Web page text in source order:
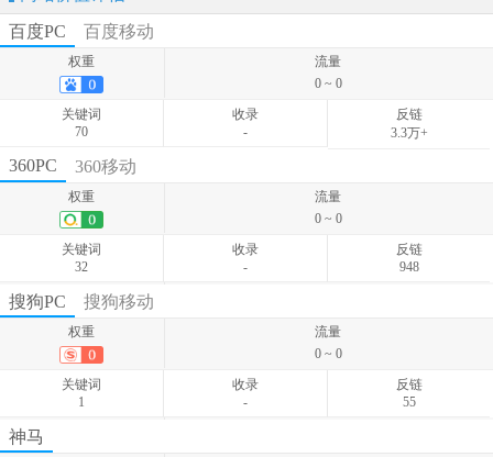
百度PC
百度移动
权重
流量
0 ~ 0
关键词
70
收录
-
反链
3.3万+
权重
关键词
48
360PC 360移动
权重
流量
0 ~ 0
关键词
32
收录
-
反链
948
权重
关键词
115
搜狗PC 搜狗移动
权重
流量
0 ~ 0
关键词
1
收录
-
反链
55
神马